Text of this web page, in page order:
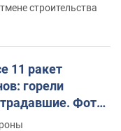
строительства
11 ракет
горели
Фото